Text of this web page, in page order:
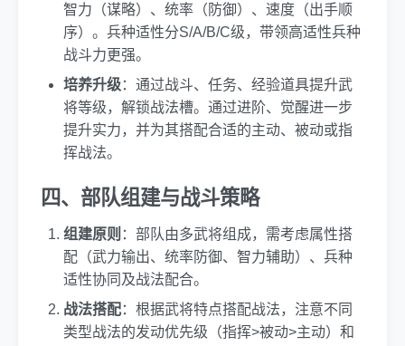
智力（谋略）、统率（防御）、速度（出手顺
序）。兵种适性分S/A/B/C级，带领高适性兵种
战斗力更强。
培养升级：通过战斗、任务、经验道具提升武
将等级，解锁战法槽。通过进阶、觉醒进一步
提升实力，并为其搭配合适的主动、被动或指
挥战法。
四、部队组建与战斗策略
组建原则 ：部队由多武将组成，需考虑属性搭
配（武力输出、统率防御、智力辅助）、兵种
适性协同及战法配合。
战法搭配：根据武将特点搭配战法，注意不同
类型战法的发动优先级（指挥>被动>主动）和